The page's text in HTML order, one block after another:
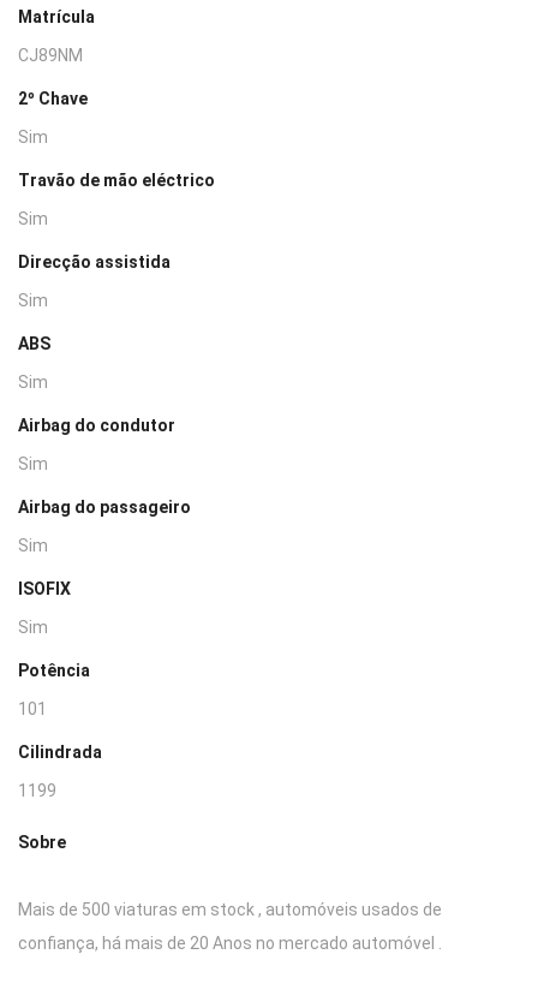
Matrícula
CJ89NM
2º Chave
Sim
Travão de mão eléctrico
Sim
Direcção assistida
Sim
ABS
Sim
Airbag do condutor
Sim
Airbag do passageiro
Sim
ISOFIX
Sim
Potência
101
Cilindrada
1199
Sobre
Mais de 500 viaturas em stock , automóveis usados de
confiança, há mais de 20 Anos no mercado automóvel .